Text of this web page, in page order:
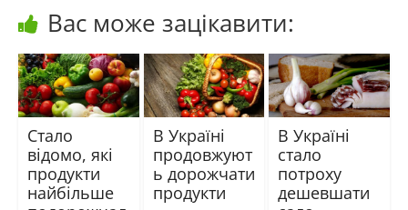
Вас може зацікавити:
Стало
відомо, які
продукти
найбільше
В Україні
продовжуют
ь дорожчати
продукти
В Україні
стало
потроху
дешевшати